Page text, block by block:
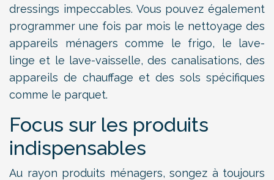
dressings impeccables. Vous pouvez également
programmer une fois par mois le nettoyage des
appareils ménagers comme le frigo, le lave-
linge et le lave-vaisselle, des canalisations, des
appareils de chauffage et des sols spécifiques
comme le parquet.
Focus sur les produits
indispensables
Au rayon produits ménagers, songez à toujours